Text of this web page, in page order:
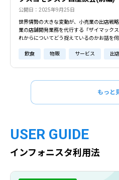
公開日：2025年9月25日
世界情勢の大きな変動が、小売業の出店戦
業の店舗開発業務を代行する「ザイマック
れからについてどう捉えているのかお話を伺
飲食 物販 サービス 出
もっと
USER GUIDE
インフォニスタ利用法